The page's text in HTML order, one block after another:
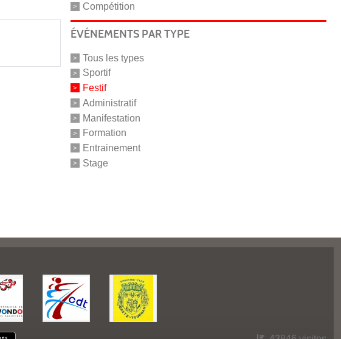
Compétition
ÉVÉNEMENTS PAR TYPE
Tous les types
Sportif
Festif
Administratif
Manifestation
Formation
Entrainement
Stage